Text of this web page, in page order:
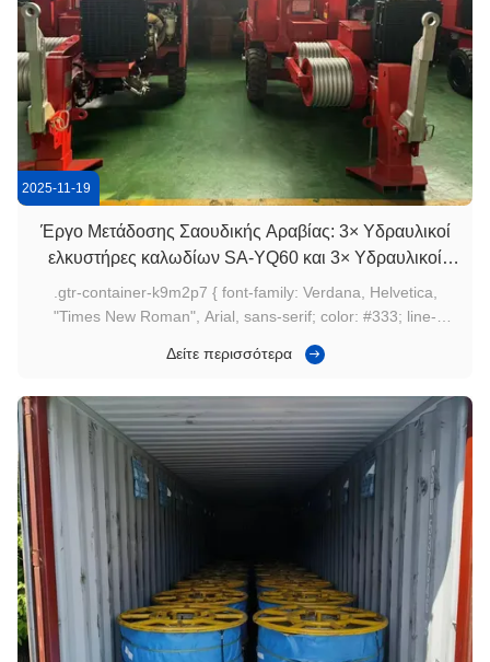
2025-11-19
Έργο Μετάδοσης Σαουδικής Αραβίας: 3× Υδραυλικοί
ελκυστήρες καλωδίων SA-YQ60 και 3× Υδραυλικοί
τεντωτήρες SA-YZ50 τέθηκαν σε λειτουργία
.gtr-container-k9m2p7 { font-family: Verdana, Helvetica,
"Times New Roman", Arial, sans-serif; color: #333; line-
border-box; } .gtr-container-k9m2p7 .gtr-paragraph { font-
word-break: ...
Δείτε περισσότερα